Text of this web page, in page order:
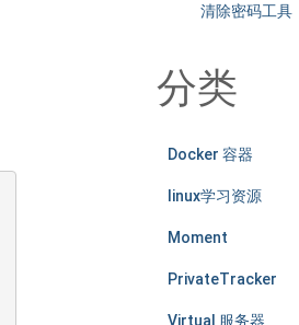
清除密码工具
分类
Docker 容器
linux学习资源
Moment
PrivateTracker
Virtual 服务器